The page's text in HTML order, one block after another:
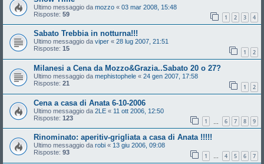
Ultimo messaggio da mozzo « 03 mar 2008, 15:48
Risposte: 59 1 2 3 4
Sabato Trebbia in notturna!!!
Ultimo messaggio da viper « 28 lug 2007, 21:51
Risposte: 15 1 2
Milanesi a Cena da Mozzo&Grazia..Sabato 20 o 27?
Ultimo messaggio da mephistophele « 24 gen 2007, 17:58
Risposte: 21 1 2
Cena a casa di Anata 6-10-2006
Ultimo messaggio da 2LE « 11 ott 2006, 12:50
Risposte: 123 1 6 7 8 9
Rinominato: aperitiv-grigliata a casa di Anata !!!!!
Ultimo messaggio da robi « 13 giu 2006, 09:08
Risposte: 93 1 … 4 5 6 7